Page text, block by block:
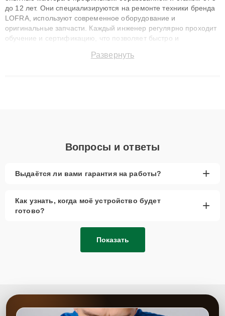
до 12 лет. Они специализируются на ремонте техники бренда
LOFRA, используют современное оборудование и
оригинальные запчасти. Каждый инженер регулярно проходит
обучение и сертификацию, что позволяет быстро и
сохранением гарантии до 3 лет. Наши мастера решают
Развернуть
Вопросы и ответы
Выдаётся ли вами гарантия на работы? +
Как узнать, когда моё устройство будет
готово?
+
Показать